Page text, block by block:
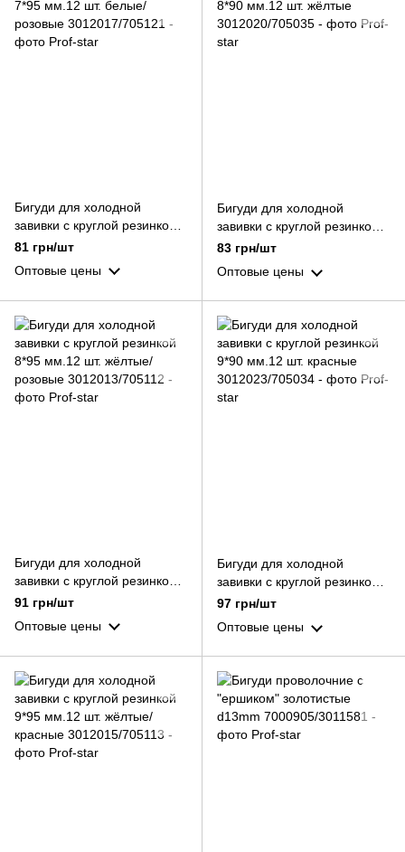
Бигуди для холодной
завивки с круглой резинкой
7*95 мм.12 шт. белые/
81 грн/шт
Оптовые цены
Бигуди для холодной
завивки с круглой резинкой
8*90 мм.12 шт. жёлтые
83 грн/шт
Оптовые цены
Бигуди для холодной
завивки с круглой резинкой
8*95 мм.12 шт. жёлтые/
91 грн/шт
Оптовые цены
Бигуди для холодной
завивки с круглой резинкой
9*90 мм.12 шт. красные
97 грн/шт
Оптовые цены